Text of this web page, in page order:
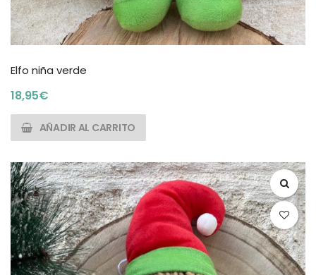
Elfo niña verde
18,95€
AÑADIR AL CARRITO